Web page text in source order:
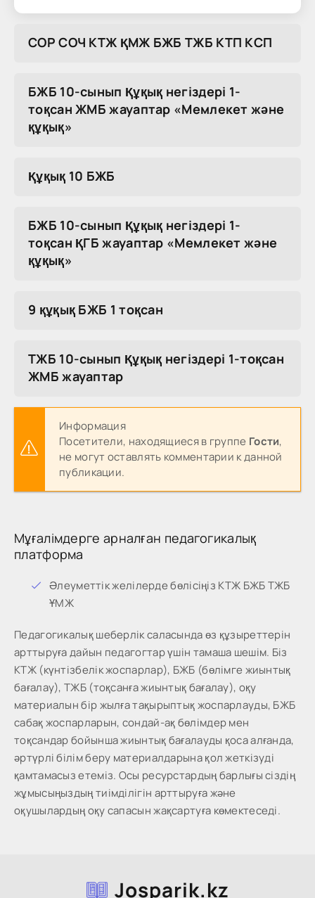
COP COЧ KTЖ ҚMЖ БЖБ TЖБ KTП KCП
БЖБ 10-сынып Құқық негіздері 1-
тоқсан ЖМБ жауаптар «Мемлекет және
құқық»
Құқық 10 БЖБ
БЖБ 10-сынып Құқық негіздері 1-
тоқсан ҚГБ жауаптар «Мемлекет және
құқық»
9 құқық БЖБ 1 тоқсан
ТЖБ 10-сынып Құқық негіздері 1-тоқсан
ЖМБ жауаптар
Информация
Посетители, находящиеся в группе Гости,
не могут оставлять комментарии к данной
публикации.
Мұғалімдерге арналған педагогикалық
платформа
Әлеуметтік желілерде бөлісіңіз КТЖ БЖБ ТЖБ
ҰМЖ
Педагогикалық шеберлік саласында өз құзыреттерін
арттыруға дайын педагогтар үшін тамаша шешім. Біз
КТЖ (күнтізбелік жоспарлар), БЖБ (бөлімге жиынтық
бағалау), ТЖБ (тоқсанға жиынтық бағалау), оқу
материалын бір жылға тақырыптық жоспарлауды, БЖБ
сабақ жоспарларын, сондай-ақ бөлімдер мен
тоқсандар бойынша жиынтық бағалауды қоса алғанда,
әртүрлі білім беру материалдарына қол жеткізуді
қамтамасыз етеміз. Осы ресурстардың барлығы сіздің
жұмысыңыздың тиімділігін арттыруға және
оқушылардың оқу сапасын жақсартуға көмектеседі.
Josparik.kz